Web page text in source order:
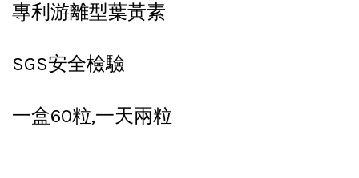
專利游離型葉黃素
SGS安全檢驗
一盒60粒,一天兩粒